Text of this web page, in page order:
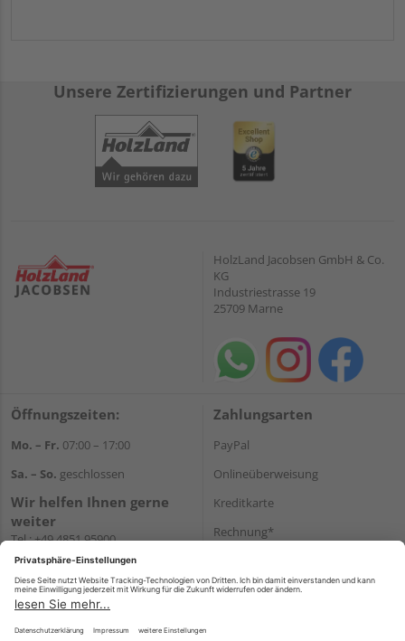
Unsere Zertifizierungen und Partner
HolzLand Jacobsen GmbH & Co.
KG
Industriestrasse 19
25709 Marne
Öffnungszeiten:
Mo. – Fr. 07:00 – 17:00
Sa. – So. geschlossen
Wir helfen Ihnen gerne
weiter
Tel.:+49 4851 95900
E-Mail:info@holzland-
WhatsApp
Zahlungsarten
PayPal
Onlineüberweisung
Kreditkarte
Rechnung*
Versand